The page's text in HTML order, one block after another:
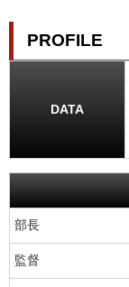
PROFILE
DATA
部長
監督